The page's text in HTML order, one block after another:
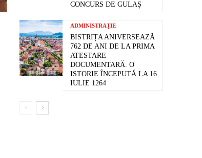
CONCURS DE GULAȘ
ADMINISTRAȚIE
BISTRIȚA ANIVERSEAZĂ
762 DE ANI DE LA PRIMA
ATESTARE
DOCUMENTARĂ. O
ISTORIE ÎNCEPUTĂ LA 16
IULIE 1264